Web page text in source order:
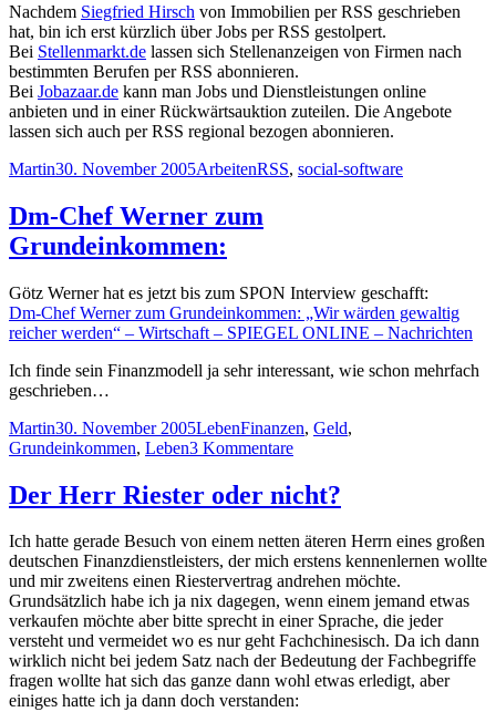
Nachdem Siegfried Hirsch von Immobilien per RSS geschrieben
hat, bin ich erst kürzlich über Jobs per RSS gestolpert.
Bei Stellenmarkt.de lassen sich Stellenanzeigen von Firmen nach
bestimmten Berufen per RSS abonnieren.
Bei Jobazaar.de kann man Jobs und Dienstleistungen online
anbieten und in einer Rückwärtsauktion zuteilen. Die Angebote
lassen sich auch per RSS regional bezogen abonnieren.
Autor
MartinVeröffentlicht
30. November 2005Kategorien
ArbeitenSchlagwörter
RSS, social-software
Dm-Chef Werner zum
Grundeinkommen:
Götz Werner hat es jetzt bis zum SPON Interview geschafft:
Dm-Chef Werner zum Grundeinkommen: „Wir wärden gewaltig
reicher werden“ – Wirtschaft – SPIEGEL ONLINE – Nachrichten
Ich finde sein Finanzmodell ja sehr interessant, wie schon mehrfach
geschrieben…
Autor
MartinVeröffentlicht
am
30. November 2005Kategorien
LebenSchlagwörter
Finanzen, Geld,
Grundeinkommen, Leben3 Kommentarezu
Chef
Werner
Grundeinkommen:
Der Herr Riester oder nicht?
Ich hatte gerade Besuch von einem netten äteren Herrn eines großen
deutschen Finanzdienstleisters, der mich erstens kennenlernen wollte
und mir zweitens einen Riestervertrag andrehen möchte.
Grundsätzlich habe ich ja nix dagegen, wenn einem jemand etwas
verkaufen möchte aber bitte sprecht in einer Sprache, die jeder
versteht und vermeidet wo es nur geht Fachchinesisch. Da ich dann
wirklich nicht bei jedem Satz nach der Bedeutung der Fachbegriffe
fragen wollte hat sich das ganze dann wohl etwas erledigt, aber
einiges hatte ich ja dann doch verstanden: